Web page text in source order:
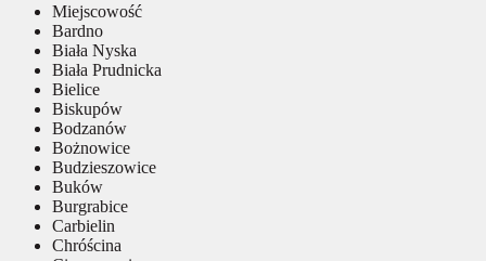
Miejscowość
Bardno
Biała Nyska
Biała Prudnicka
Bielice
Biskupów
Bodzanów
Bożnowice
Budzieszowice
Buków
Burgrabice
Carbielin
Chróścina